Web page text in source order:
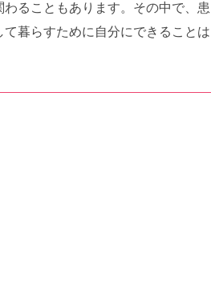
ることもあります。その中で、患
暮らすために自分にできることは